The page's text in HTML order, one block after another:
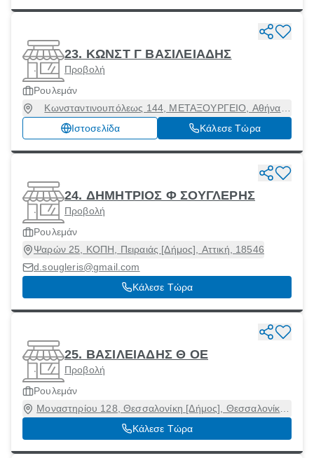
23. ΚΩΝΣΤ Γ ΒΑΣΙΛΕΙΑΔΗΣ
Προβολή
Ρουλεμάν
Κωνσταντινουπόλεως 144, ΜΕΤΑΞΟΥΡΓΕΙΟ, Αθήνα
[Δήμος], Αττική, 10435
Ιστοσελίδα Κάλεσε Τώρα
24. ΔΗΜΗΤΡΙΟΣ Φ ΣΟΥΓΛΕΡΗΣ
Προβολή
Ρουλεμάν
Ψαρών 25, ΚΟΠΗ, Πειραιάς [Δήμος], Αττική, 18546
d.sougleris@gmail.com
Κάλεσε Τώρα
25. ΒΑΣΙΛΕΙΑΔΗΣ Θ ΟΕ
Προβολή
Ρουλεμάν
Μοναστηρίου 128, Θεσσαλονίκη [Δήμος], Θεσσαλονίκη,
54627
Κάλεσε Τώρα